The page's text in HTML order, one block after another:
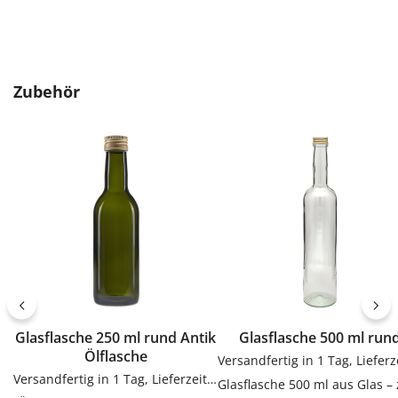
Produktgalerie überspringen
Zubehör
Glasflasche 250 ml rund Antik
Ölflasche
Versandfertig in 1 Tag, Lieferzeit 1-3 Tage
Glasflasche 500 ml
Glasflasche 500 ml aus Glas –